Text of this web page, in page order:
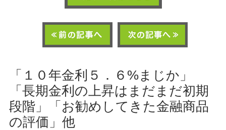
「１０年金利５．６%まじか」
「長期金利の上昇はまだまだ初期
段階」「お勧めしてきた金融商品
の評価」他